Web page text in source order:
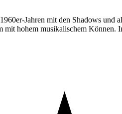
Jahren mit den Shadows
hohem musikalischem Können.